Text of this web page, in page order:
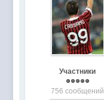
Участники
756 сообщений